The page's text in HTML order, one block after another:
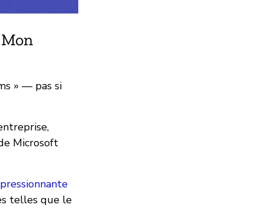
» — pas si
Microsoft
telles que le